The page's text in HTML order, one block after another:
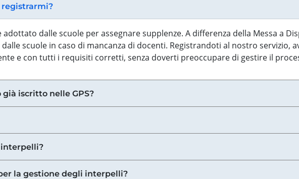
registrarmi?
dalle scuole per assegnare supplenze. A differenza della Messa a
scuole in caso di mancanza di docenti. Registrandoti al nostro servizio,
e con tutti i requisiti corretti, senza doverti preoccupare di gestire il
iscritto nelle GPS?
interpelli?
la gestione degli interpelli?